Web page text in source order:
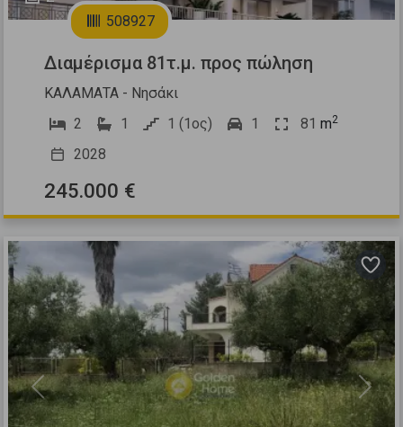
508927
Διαμέρισμα 81τ.μ. προς πώληση
ΚΑΛΑΜΑΤΑ - Νησάκι
2
1 1 (1ος) 1 81 m2
2028
245.000 €
Previous Next